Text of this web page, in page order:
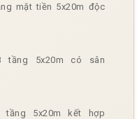
mặt tiền 5x20m độc
tầng 5x20m có sân
5x20m kết hợp